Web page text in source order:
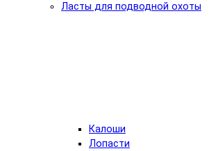
Ласты для подводной охоты
Калоши
Лопасти